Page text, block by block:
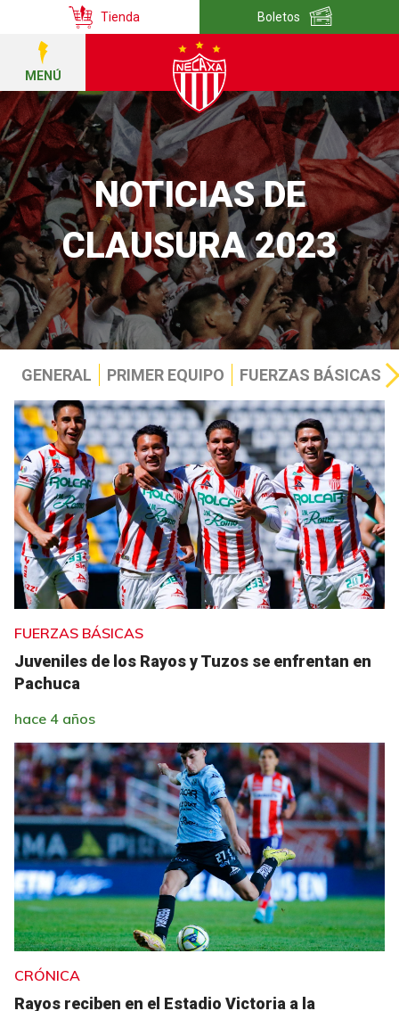
Tienda Boletos
MENÚ
NOTICIAS DE
CLAUSURA 2023
GENERAL PRIMER EQUIPO FUERZAS BÁSICAS
FUERZAS BÁSICAS
Juveniles de los Rayos y Tuzos se enfrentan en
Pachuca
hace 4 años
CRÓNICA
Rayos reciben en el Estadio Victoria a la